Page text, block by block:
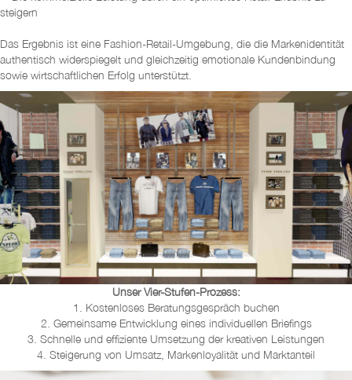
steigern
Das Ergebnis ist eine Fashion-Retail-Umgebung, die die Markenidentität
authentisch widerspiegelt und gleichzeitig emotionale Kundenbindung
sowie wirtschaftlichen Erfolg unterstützt.
Unser Vier-Stufen-Prozess:
1. Kostenloses Beratungsgespräch buchen
2. Gemeinsame Entwicklung eines individuellen Briefings
3. Schnelle und effiziente Umsetzung der kreativen Leistungen
4. Steigerung von Umsatz, Markenloyalität und Marktanteil